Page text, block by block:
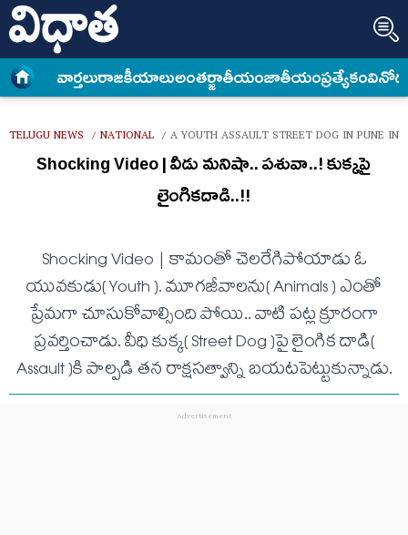
వార్త‌లురాజకీయాలుఅంత‌ర్జాతీయంజాతీయంప్రత్యేకం
TELUGU NEWS / NATIONAL / A YOUTH ASSAULT STREET DOG IN PUNE IN
Shocking Video | వీడు మ‌నిషా.. ప‌శువా..! కుక్క‌పై
లైంగిక‌దాడి..!!
Shocking Video | కామంతో చెల‌రేగిపోయాడు ఓ
యువ‌కుడు( Youth ). మూగ‌జీవాల‌ను( Animals ) ఎంతో
ప్రేమ‌గా చూసుకోవాల్సింది పోయి.. వాటి ప‌ట్ల క్రూరంగా
ప్ర‌వ‌ర్తించాడు. వీధి కుక్క‌( Street Dog )పై లైంగిక దాడి(
Assault )కి పాల్ప‌డి త‌న రాక్ష‌స‌త్వాన్ని బ‌య‌ట‌పెట్టుకున్నాడు.